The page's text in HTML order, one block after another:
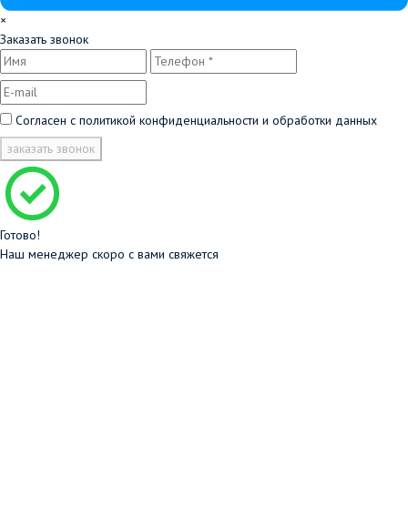
×
Заказать звонок
Согласен с политикой конфиденциальности и обработки данных
заказать звонок
Готово!
Наш менеджер скоро с вами свяжется